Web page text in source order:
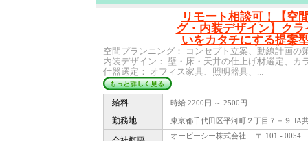
リモート相談可！【空
グ・内装デザイン】ク
いをカタチにする提案
空間プランニング： コンセプト立案、動線計画の
内装デザイン： 壁・床・天井の仕上げ材選定、カ
什器選定： オフィス家具、照明器具、...
給料 時給 2200円 ～ 2500円
勤務地 東京都千代田区平河町２丁目７－９ JA
オーピーシー株式会社 〒 101 - 0054